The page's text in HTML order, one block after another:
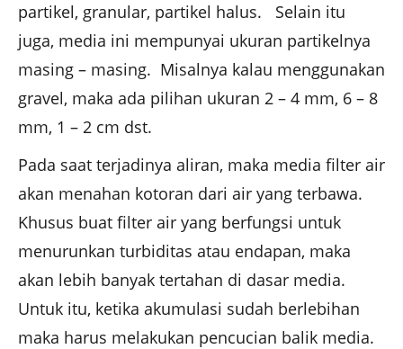
partikel, granular, partikel halus. Selain itu
juga, media ini mempunyai ukuran partikelnya
masing – masing. Misalnya kalau menggunakan
gravel, maka ada pilihan ukuran 2 – 4 mm, 6 – 8
mm, 1 – 2 cm dst.
Pada saat terjadinya aliran, maka media filter air
akan menahan kotoran dari air yang terbawa.
Khusus buat filter air yang berfungsi untuk
menurunkan turbiditas atau endapan, maka
akan lebih banyak tertahan di dasar media.
Untuk itu, ketika akumulasi sudah berlebihan
maka harus melakukan pencucian balik media.